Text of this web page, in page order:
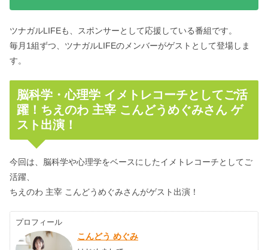
ツナガルLIFEも、スポンサーとして応援している番組です。
毎月1組ずつ、ツナガルLIFEのメンバーがゲストとして登場しま
す。
脳科学・心理学 イメトレコーチとしてご活
躍！ちえのわ 主宰 こんどうめぐみさん ゲ
スト出演！
今回は、脳科学や心理学をベースにしたイメトレコーチとしてご
活躍、
ちえのわ 主宰 こんどうめぐみさんがゲスト出演！
プロフィール
こんどう めぐみ